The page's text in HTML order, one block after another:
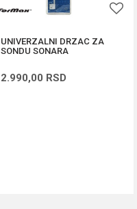
UNIVERZALNI DRZAC ZA
SONDU SONARA
2.990,00 RSD